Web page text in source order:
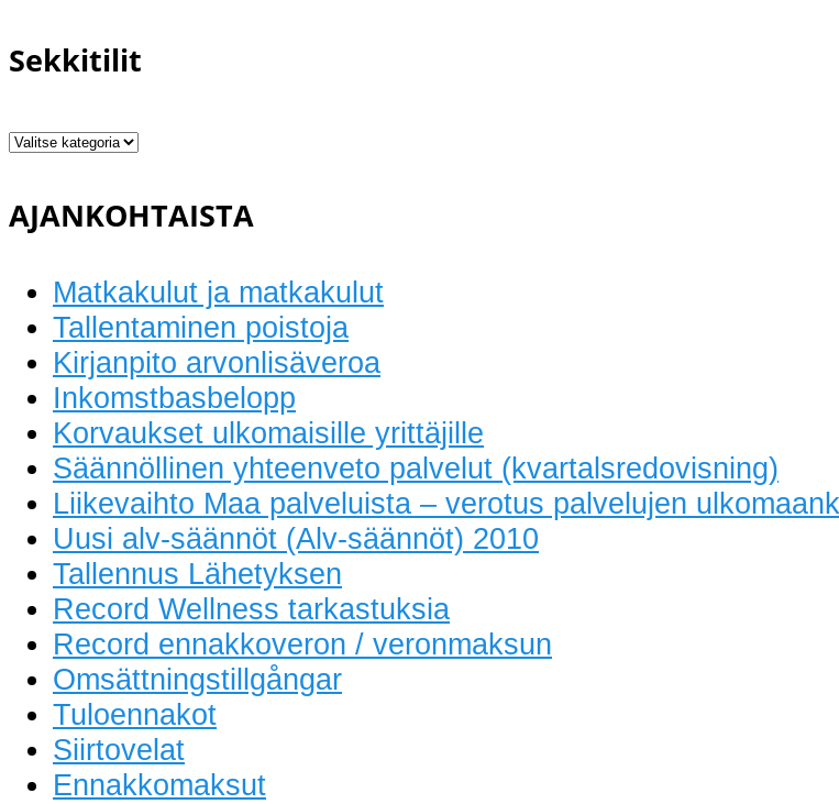
Sekkitilit
Sekkitilit
AJANKOHTAISTA
Matkakulut ja matkakulut
Tallentaminen poistoja
Kirjanpito arvonlisäveroa
Inkomstbasbelopp
Korvaukset ulkomaisille yrittäjille
Säännöllinen yhteenveto palvelut (kvartalsredovisning)
Liikevaihto Maa palveluista – verotus palvelujen
Uusi alv-säännöt (Alv-säännöt) 2010
Tallennus Lähetyksen
Record Wellness tarkastuksia
Record ennakkoveron / veronmaksun
Omsättningstillgångar
Tuloennakot
Siirtovelat
Ennakkomaksut